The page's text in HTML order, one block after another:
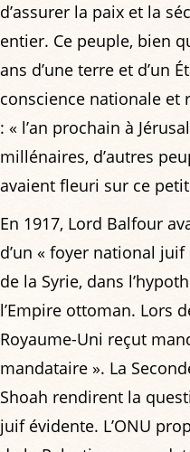
d’assurer la paix et la
entier. Ce peuple, bien
ans d’une terre et d’un
conscience nationale et
: « l’an prochain à
millénaires, d’autres
avaient fleuri sur ce
En 1917, Lord Balfour
d’un « foyer national
de la Syrie, dans
l’Empire ottoman. Lors
Royaume-Uni reçut
mandataire ». La
Shoah rendirent la
juif évidente. L’ONU